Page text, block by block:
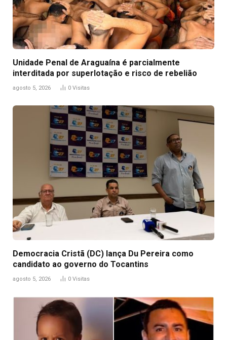
Unidade Penal de Araguaína é parcialmente
interditada por superlotação e risco de rebelião
agosto 5, 2026 0 Visitas
Democracia Cristã (DC) lança Du Pereira como
candidato ao governo do Tocantins
agosto 5, 2026 0 Visitas